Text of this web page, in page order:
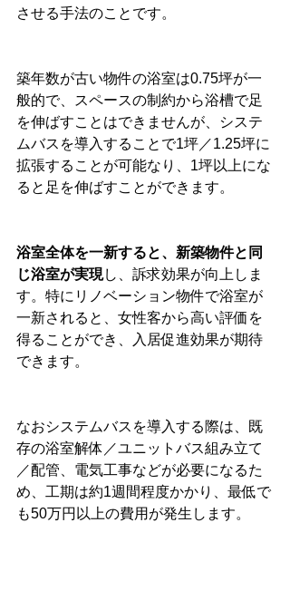
させる手法のことです。
築年数が古い物件の浴室は0.75坪が一
般的で、スペースの制約から浴槽で足
を伸ばすことはできませんが、システ
ムバスを導入することで1坪／1.25坪に
拡張することが可能なり、1坪以上にな
ると足を伸ばすことができます。
浴室全体を一新すると、新築物件と同
じ浴室が実現し、訴求効果が向上しま
す。特にリノベーション物件で浴室が
一新されると、女性客から高い評価を
得ることができ、入居促進効果が期待
できます。
なおシステムバスを導入する際は、既
存の浴室解体／ユニットバス組み立て
／配管、電気工事などが必要になるた
め、工期は約1週間程度かかり、最低で
も50万円以上の費用が発生します。